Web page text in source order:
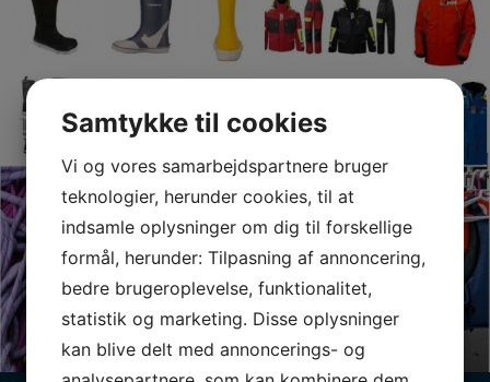
Samtykke til cookies
Vi og vores samarbejdspartnere bruger
teknologier, herunder cookies, til at
indsamle oplysninger om dig til forskellige
formål, herunder: Tilpasning af annoncering,
bedre brugeroplevelse, funktionalitet,
statistik og marketing. Disse oplysninger
kan blive delt med annoncerings- og